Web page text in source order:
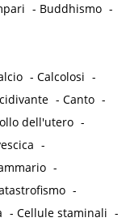
- Buddhismo -
-Calcolosi -
-Canto -
dell'utero -
-
-
-
-Cellule staminali -